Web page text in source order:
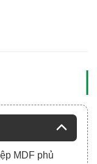
MDF phủ